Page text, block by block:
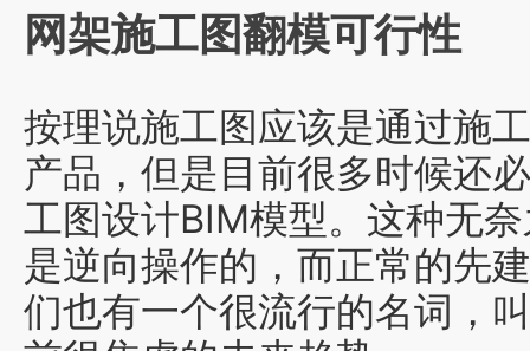
网架施工图翻模可行性
按理说施工图应该是通过施
产品，但是目前很多时候还
工图设计BIM模型。 这种无
是逆向操作的，而正常的先
们也有一个很流行的名词，